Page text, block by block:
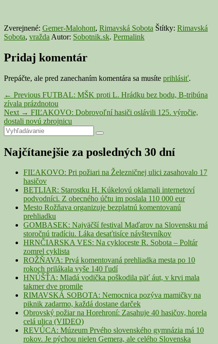
Zverejnené: Gemer-Malohont, Rimavská Sobota Štítky: Rimavská
Sobota, vražda Autor: Sobotnik.sk. Permalink
Pridaj komentár
Prepáčte, ale pred zanechaním komentára sa musíte prihlásiť.
Navigácia
v
článku
← Previous Previous
post:
FUTBAL: MŠK proti L. Hrádku bez bodu, B-tribúna
zívala prázdnotou
Next → Next
post:
FIĽAKOVO: Dobrovoľní hasiči oslávili 125. výročie,
dostali novú zbrojnicu
Primary
Sidebar
Widget
Area
Search
for:
Search
Najčítanejšie za posledných 30 dní
FIĽAKOVO: Pri požiari na Železničnej ulici zasahovalo 17
hasičov
BETLIAR: Starostku H. Kúkelovú oklamali internetoví
podvodníci. Z obecného účtu im poslala 110 000 eur
Mesto Rožňava organizuje bezplatnú komentovanú
prehliadku
GOMBASEK: Najväčší festival Maďarov na Slovensku má
storočnú tradíciu. Láka desaťtisíce návštevníkov
HRNČIARSKA VES: Na cykloceste R. Sobota – Poltár
zomrel cyklista
ROŽŇAVA: Prvá komentovaná prehliadka mesta po 10
rokoch prilákala vyše 140 ľudí
HNÚŠŤA: Mladá vodička poškodila päť áut, v krvi mala
takmer dve promile
RIMAVSKÁ SOBOTA: Nemocnica pozýva mamičky na
piknik zadarmo, každá dostane darček
Obrovský požiar na Horehroní: Zasahuje 40 hasičov, horela
celá ulica (VIDEO)
REVÚCA: Múzeum Prvého slovenského gymnázia má 10
rokov. Je pýchou nielen Gemera, ale celého Slovenska